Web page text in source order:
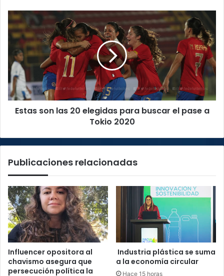
Estas
son
las
elegidas
para
buscar
el
pase
Estas son las 20 elegidas para buscar el pase a
Tokio 2020
Publicaciones relacionadas
Influencer opositora al
chavismo asegura que
persecución política la
Industria plástica se suma
a la economía circular
Hace 15 horas